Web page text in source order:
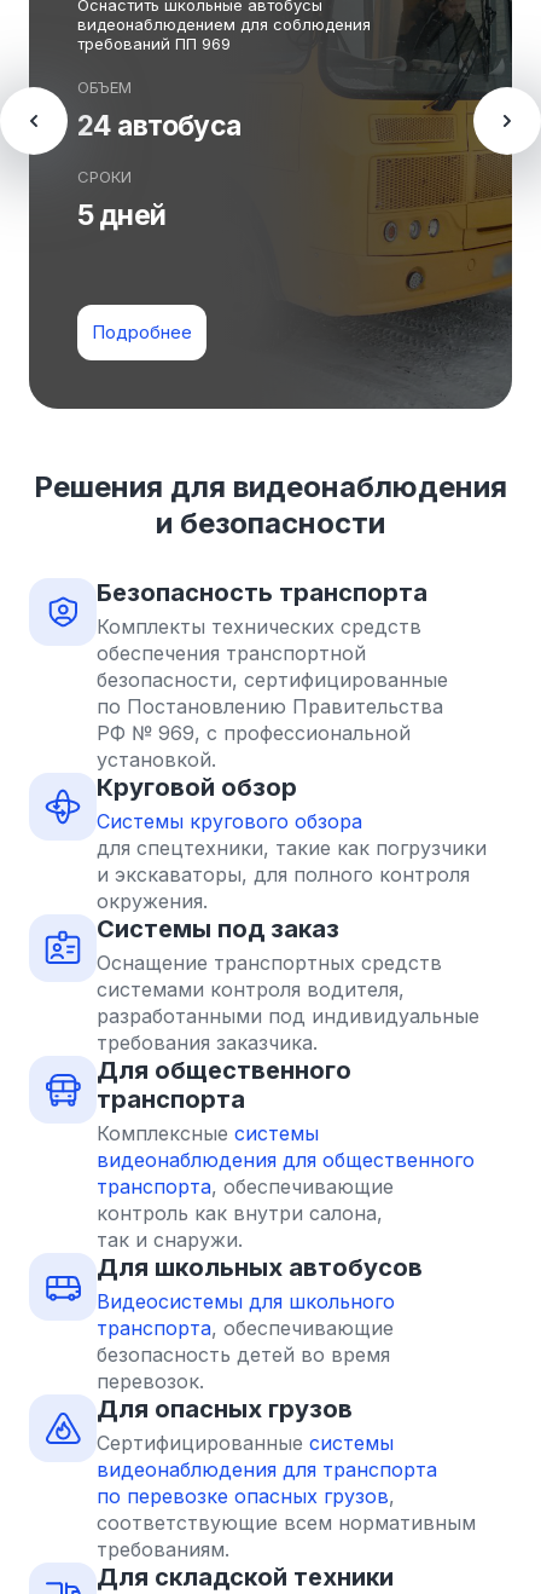
Оснастить школьные автобусы
видеонаблюдением для соблюдения
требований ПП 969
ОБЪЕМ
24 автобуса
СРОКИ
5 дней
Подробнее
Решения для видеонаблюдения
и безопасности
Безопасность транспорта
Комплекты технических средств
обеспечения транспортной
безопасности, сертифицированные
по Постановлению Правительства
РФ № 969, с профессиональной
установкой.
Круговой обзор
Системы кругового обзора
для спецтехники, такие как погрузчики
и экскаваторы, для полного контроля
окружения.
Системы под заказ
Оснащение транспортных средств
системами контроля водителя,
разработанными под индивидуальные
требования заказчика.
Для общественного
транспорта
Комплексные системы
видеонаблюдения для общественного
транспорта, обеспечивающие
контроль как внутри салона,
так и снаружи.
Для школьных автобусов
Видеосистемы для школьного
транспорта, обеспечивающие
безопасность детей во время
перевозок.
Для опасных грузов
Сертифицированные системы
видеонаблюдения для транспорта
по перевозке опасных грузов,
соответствующие всем нормативным
требованиям.
Для складской техники